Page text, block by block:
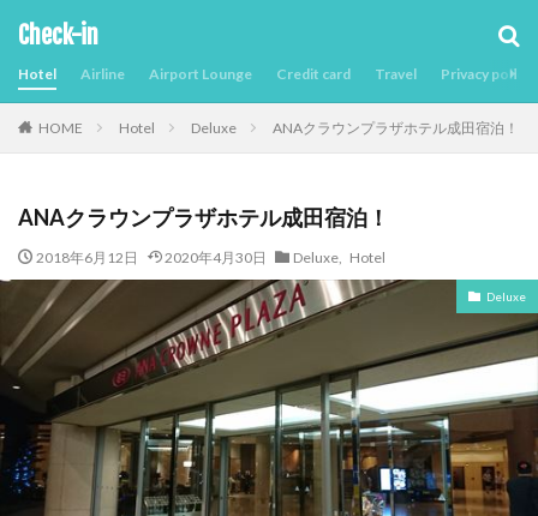
Check-in
Hotel Airline Airport Lounge Credit card Travel Privacy policy
HOME Hotel Deluxe ANAクラウンプラザホテル成田宿泊！
ANAクラウンプラザホテル成田宿泊！
2018年6月12日 2020年4月30日 Deluxe, Hotel
Deluxe